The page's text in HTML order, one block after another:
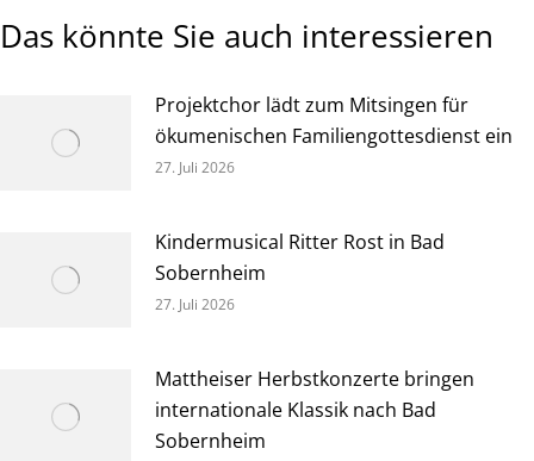
Das könnte Sie auch interessieren
Projektchor lädt zum Mitsingen für
ökumenischen Familiengottesdienst ein
27. Juli 2026
Kindermusical Ritter Rost in Bad
Sobernheim
27. Juli 2026
Mattheiser Herbstkonzerte bringen
internationale Klassik nach Bad
Sobernheim